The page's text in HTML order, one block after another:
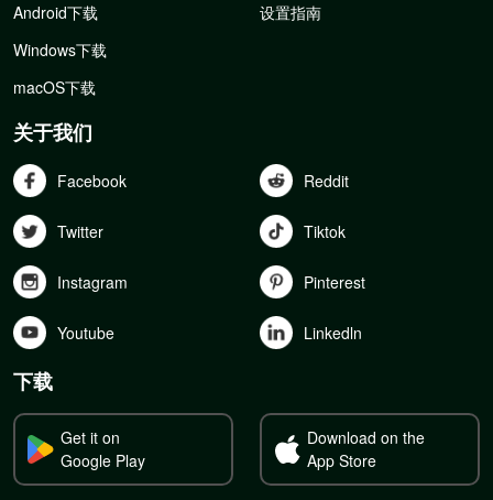
Android下载
Windows下载
macOS下载
设置指南
关于我们
Facebook Reddit
Twitter Tiktok
Instagram Pinterest
Youtube Linkedln
下载
Get it on
Google Play
Download on the
App Store